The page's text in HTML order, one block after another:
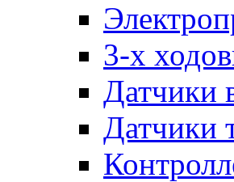
3-х
Датчики
Датчики